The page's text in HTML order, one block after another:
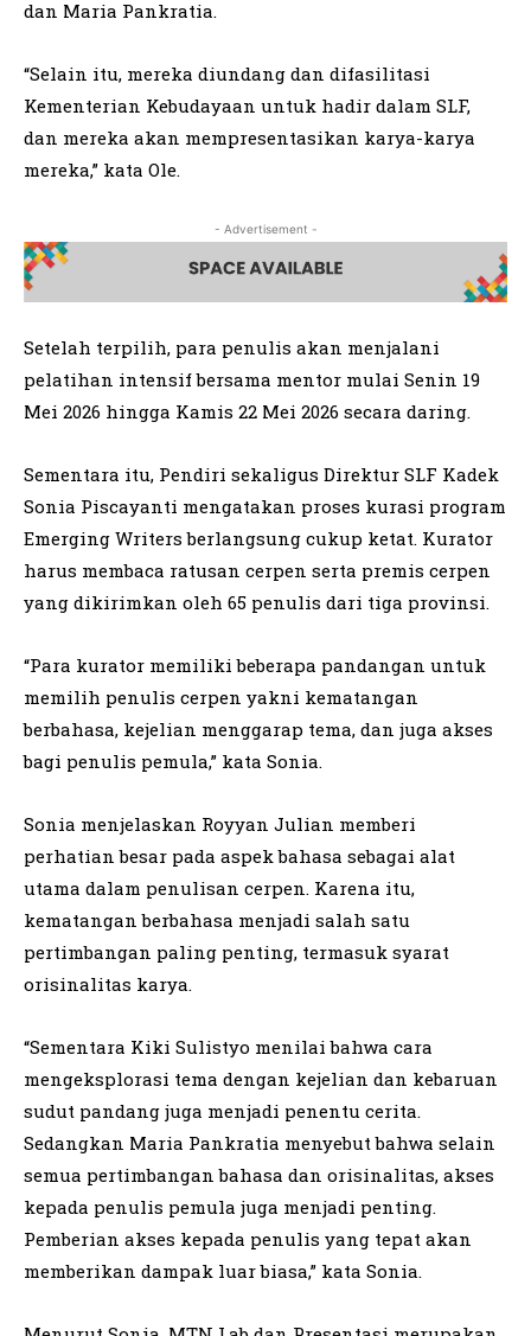
dan Maria Pankratia.
“Selain itu, mereka diundang dan difasilitasi
Kementerian Kebudayaan untuk hadir dalam SLF,
dan mereka akan mempresentasikan karya-karya
mereka,” kata Ole.
- Advertisement -
Setelah terpilih, para penulis akan menjalani
pelatihan intensif bersama mentor mulai Senin 19
Mei 2026 hingga Kamis 22 Mei 2026 secara daring.
Sementara itu, Pendiri sekaligus Direktur SLF Kadek
Sonia Piscayanti mengatakan proses kurasi program
Emerging Writers berlangsung cukup ketat. Kurator
harus membaca ratusan cerpen serta premis cerpen
yang dikirimkan oleh 65 penulis dari tiga provinsi.
“Para kurator memiliki beberapa pandangan untuk
memilih penulis cerpen yakni kematangan
berbahasa, kejelian menggarap tema, dan juga akses
bagi penulis pemula,” kata Sonia.
Sonia menjelaskan Royyan Julian memberi
perhatian besar pada aspek bahasa sebagai alat
utama dalam penulisan cerpen. Karena itu,
kematangan berbahasa menjadi salah satu
pertimbangan paling penting, termasuk syarat
orisinalitas karya.
“Sementara Kiki Sulistyo menilai bahwa cara
mengeksplorasi tema dengan kejelian dan kebaruan
sudut pandang juga menjadi penentu cerita.
Sedangkan Maria Pankratia menyebut bahwa selain
semua pertimbangan bahasa dan orisinalitas, akses
kepada penulis pemula juga menjadi penting.
Pemberian akses kepada penulis yang tepat akan
memberikan dampak luar biasa,” kata Sonia.